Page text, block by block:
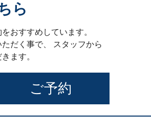
ら
おすすめしています。
だく事で、 スタッフから
ます。
ご予約